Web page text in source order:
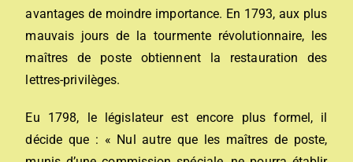
avantages de moindre importance. En 1793, aux plus
mauvais jours de la tourmente révolutionnaire, les
maîtres de poste obtiennent la restauration des
lettres-privilèges.
Eu 1798, le législateur est encore plus formel, il
décide que : « Nul autre que les maîtres de poste,